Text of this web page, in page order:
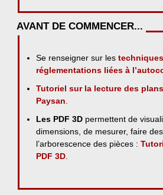
AVANT DE COMMENCER...
Se renseigner sur les
réglementations liées à
Tutoriel sur la lecture des
Paysan.
Les PDF 3D permettent de
dimensions, de mesurer, faire
l’arborescence des pièces :
PDF 3D.